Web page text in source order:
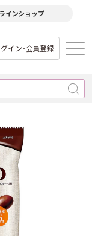
インショップ
イン･会員登録